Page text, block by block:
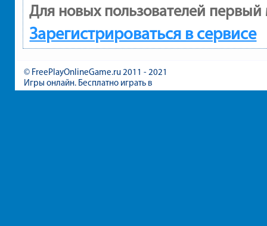
Для новых пользователей первый
Зарегистрироваться в сервисе
© FreePlayOnlineGame.ru 2011 - 2021
Игры онлайн. Бесплатно играть в
игры для девочек и мальчиков